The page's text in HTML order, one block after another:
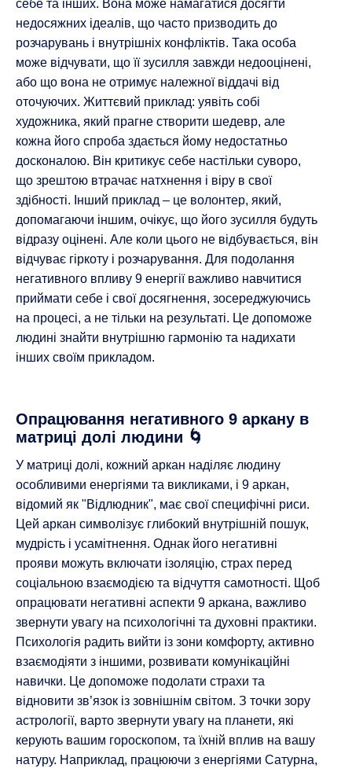
себе та інших. Вона може намагатися досягти
недосяжних ідеалів, що часто призводить до
розчарувань і внутрішніх конфліктів. Така особа
може відчувати, що її зусилля завжди недооцінені,
або що вона не отримує належної віддачі від
оточуючих. Життєвий приклад: уявіть собі
художника, який прагне створити шедевр, але
кожна його спроба здається йому недостатньо
досконалою. Він критикує себе настільки суворо,
що зрештою втрачає натхнення і віру в свої
здібності. Інший приклад – це волонтер, який,
допомагаючи іншим, очікує, що його зусилля будуть
відразу оцінені. Але коли цього не відбувається, він
відчуває гіркоту і розчарування. Для подолання
негативного впливу 9 енергії важливо навчитися
приймати себе і свої досягнення, зосереджуючись
на процесі, а не тільки на результаті. Це допоможе
людині знайти внутрішню гармонію та надихати
інших своїм прикладом.
Опрацювання негативного 9 аркану в
матриці долі людини 🌀
У матриці долі, кожний аркан наділяє людину
особливими енергіями та викликами, і 9 аркан,
відомий як "Відлюдник", має свої специфічні риси.
Цей аркан символізує глибокий внутрішній пошук,
мудрість і усамітнення. Однак його негативні
прояви можуть включати ізоляцію, страх перед
соціальною взаємодією та відчуття самотності. Щоб
опрацювати негативні аспекти 9 аркана, важливо
звернути увагу на психологічні та духовні практики.
Психологія радить вийти із зони комфорту, активно
взаємодіяти з іншими, розвивати комунікаційні
навички. Це допоможе подолати страхи та
відновити зв’язок із зовнішнім світом. З точки зору
астрології, варто звернути увагу на планети, які
керують вашим гороскопом, та їхній вплив на вашу
натуру. Наприклад, працюючи з енергіями Сатурна,